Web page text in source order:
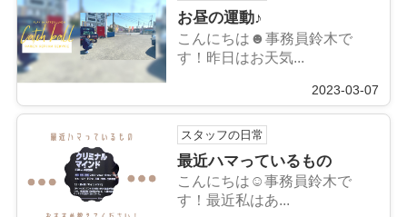
お昼の運動♪
こんにちは☻事務員鈴木で
す！昨日はお天気...
2023-03-07
スタッフの日常
最近ハマっているもの
こんにちは☺︎事務員鈴木で
す！最近私はあ...